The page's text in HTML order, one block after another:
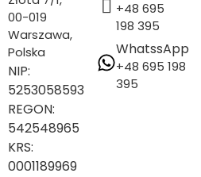
00-019
Warszawa,
Polska
NIP:
5253058593​
REGON:
542548965​
KRS:
0001189969
+48 695
198 395
WhatssApp
+48 695 198
395